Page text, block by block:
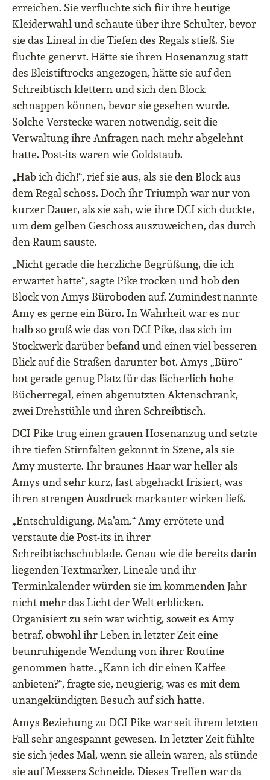
erreichen. Sie verfluchte sich für ihre heutige
Kleiderwahl und schaute über ihre Schulter, bevor
sie das Lineal in die Tiefen des Regals stieß. Sie
fluchte genervt. Hätte sie ihren Hosenanzug statt
des Bleistiftrocks angezogen, hätte sie auf den
Schreibtisch klettern und sich den Block
schnappen können, bevor sie gesehen wurde.
Solche Verstecke waren notwendig, seit die
Verwaltung ihre Anfragen nach mehr abgelehnt
hatte. Post-its waren wie Goldstaub.
„Hab ich dich!“, rief sie aus, als sie den Block aus
dem Regal schoss. Doch ihr Triumph war nur von
kurzer Dauer, als sie sah, wie ihre DCI sich duckte,
um dem gelben Geschoss auszuweichen, das durch
den Raum sauste.
„Nicht gerade die herzliche Begrüßung, die ich
erwartet hatte“, sagte Pike trocken und hob den
Block von Amys Büroboden auf. Zumindest nannte
Amy es gerne ein Büro. In Wahrheit war es nur
halb so groß wie das von DCI Pike, das sich im
Stockwerk darüber befand und einen viel besseren
Blick auf die Straßen darunter bot. Amys „Büro“
bot gerade genug Platz für das lächerlich hohe
Bücherregal, einen abgenutzten Aktenschrank,
zwei Drehstühle und ihren Schreibtisch.
DCI Pike trug einen grauen Hosenanzug und setzte
ihre tiefen Stirnfalten gekonnt in Szene, als sie
Amy musterte. Ihr braunes Haar war heller als
Amys und sehr kurz, fast abgehackt frisiert, was
ihren strengen Ausdruck markanter wirken ließ.
„Entschuldigung, Ma’am.“ Amy errötete und
verstaute die Post-its in ihrer
Schreibtischschublade. Genau wie die bereits darin
liegenden Textmarker, Lineale und ihr
Terminkalender würden sie im kommenden Jahr
nicht mehr das Licht der Welt erblicken.
Organisiert zu sein war wichtig, soweit es Amy
betraf, obwohl ihr Leben in letzter Zeit eine
beunruhigende Wendung von ihrer Routine
genommen hatte. „Kann ich dir einen Kaffee
anbieten?“, fragte sie, neugierig, was es mit dem
unangekündigten Besuch auf sich hatte.
Amys Beziehung zu DCI Pike war seit ihrem letzten
Fall sehr angespannt gewesen. In letzter Zeit fühlte
sie sich jedes Mal, wenn sie allein waren, als stünde
sie auf Messers Schneide. Dieses Treffen war da